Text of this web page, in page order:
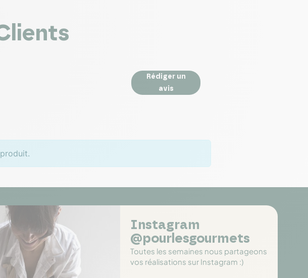
Rédiger un
avis
Instagram
@pourlesgourmets
Toutes les semaines nous partageons
vos réalisations sur Instagram :)